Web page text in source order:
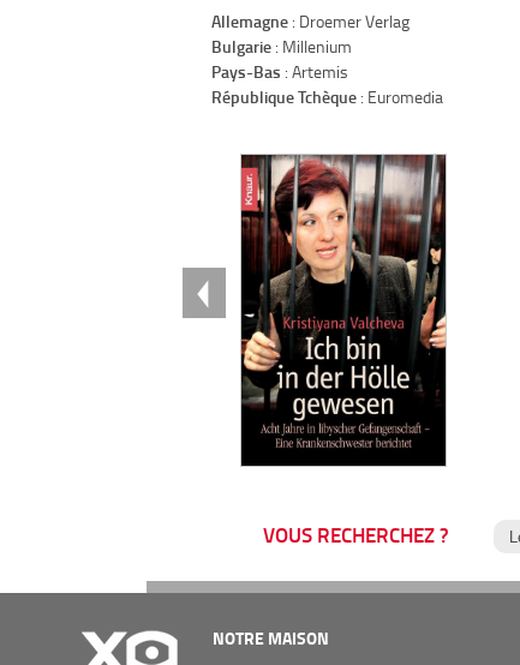
Allemagne: Droemer Verlag
Bulgarie: Millenium
Pays-Bas : Artemis
République Tchèque: Euromedia
VOUS RECHERCHEZ ?
NOTRE MAISON